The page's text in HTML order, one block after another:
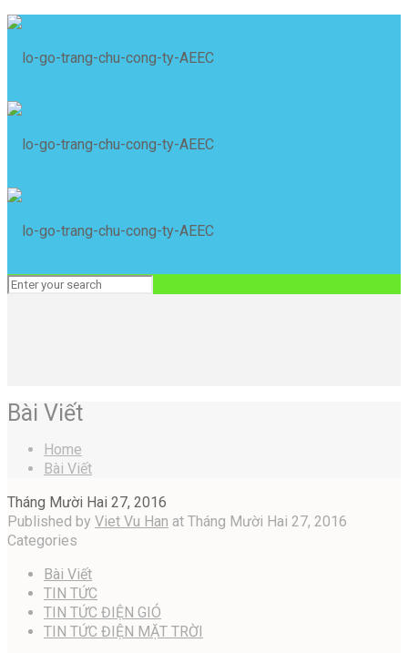
Bài Viết
Home
Bài Viết
Tháng Mười Hai 27, 2016
Published by Viet Vu Han at Tháng Mười Hai 27, 2016
Categories
Bài Viết
TIN TỨC
TIN TỨC ĐIỆN GIÓ
TIN TỨC ĐIỆN MẶT TRỜI